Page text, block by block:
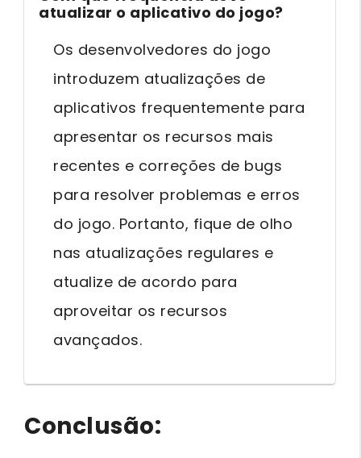
atualizar o aplicativo do jogo?
Os desenvolvedores do jogo
introduzem atualizações de
aplicativos frequentemente para
apresentar os recursos mais
recentes e correções de bugs
para resolver problemas e erros
do jogo. Portanto, fique de olho
nas atualizações regulares e
atualize de acordo para
aproveitar os recursos
avançados.
Conclusão: